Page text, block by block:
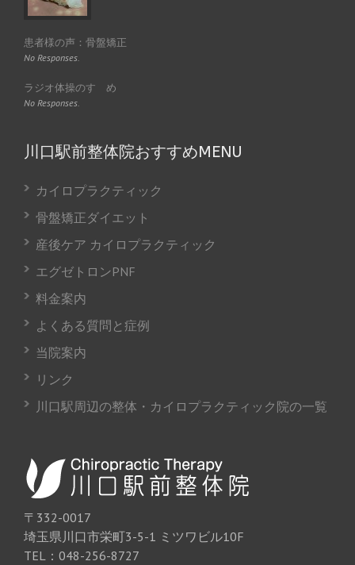
患者様の声：骨盤矯正
No Responses.
ラジオ体操のすゝめ
No Responses.
川口駅前整体院おすすめMENU
カイロプラクティック
骨盤矯正ダイエット
産後ケア カイロプラクティック
エグゼトロンPNF
料金案内
よくある質問と症例
当院案内
リンク
川口駅周辺の整体・カイロプラクティック院の一覧
〒332-0017
埼玉県川口市栄町3-5-1 ミツワビル10F
TEL：048-256-8727